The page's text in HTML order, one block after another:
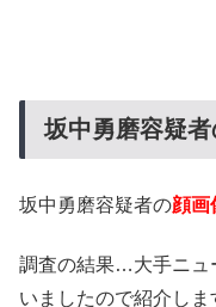
坂中勇磨容疑
坂中勇磨容疑者の顔画
調査の結果…大手ニュ
いましたので紹介しま